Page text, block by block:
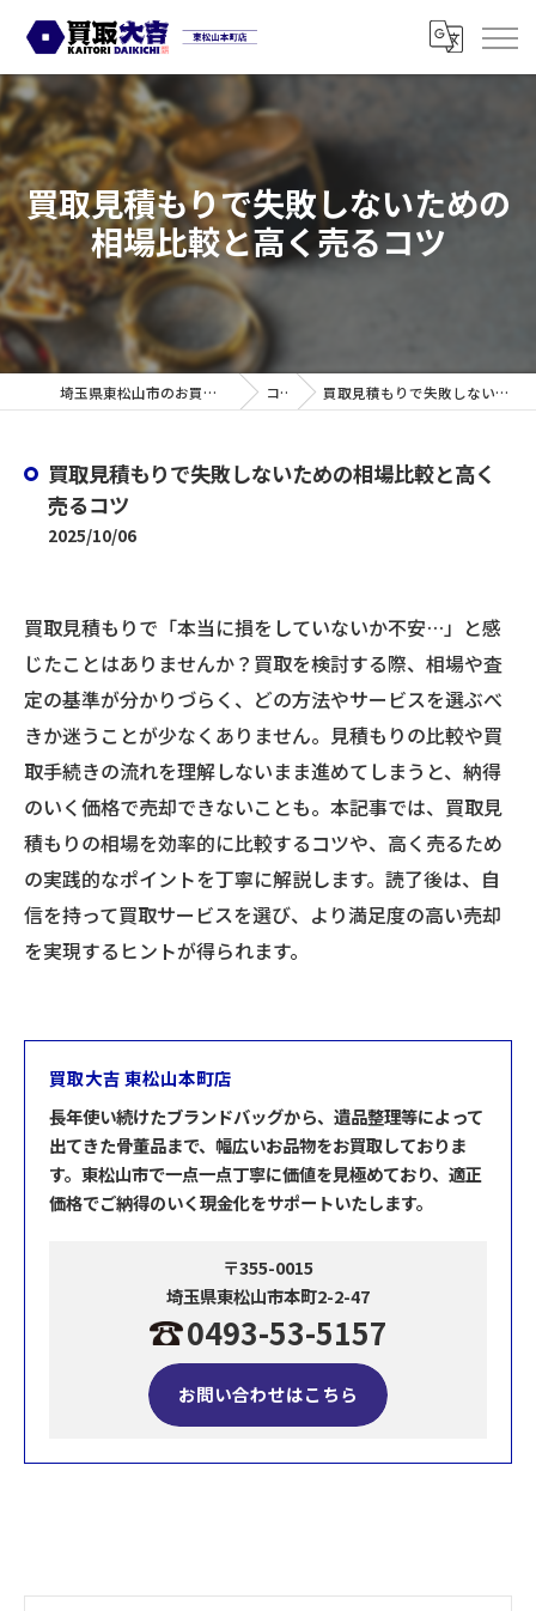
買取見積もりで失敗しないための
相場比較と高く売るコツ
埼玉県東松山市のお買取なら買取大吉 東松山本町店 コラム 買取見積もりで失敗しないための相場比較と高く売るコツ
買取見積もりで失敗しないための相場比較と高く
売るコツ
2025/10/06
買取見積もりで「本当に損をしていないか不安…」と感
じたことはありませんか？買取を検討する際、相場や査
定の基準が分かりづらく、どの方法やサービスを選ぶべ
きか迷うことが少なくありません。見積もりの比較や買
取手続きの流れを理解しないまま進めてしまうと、納得
のいく価格で売却できないことも。本記事では、買取見
積もりの相場を効率的に比較するコツや、高く売るため
の実践的なポイントを丁寧に解説します。読了後は、自
信を持って買取サービスを選び、より満足度の高い売却
を実現するヒントが得られます。
買取大吉 東松山本町店
長年使い続けたブランドバッグから、遺品整理等によって
出てきた骨董品まで、幅広いお品物をお買取しておりま
す。東松山市で一点一点丁寧に価値を見極めており、適正
価格でご納得のいく現金化をサポートいたします。
〒355-0015
埼玉県東松山市本町2-2-47
0493-53-5157
お問い合わせはこちら